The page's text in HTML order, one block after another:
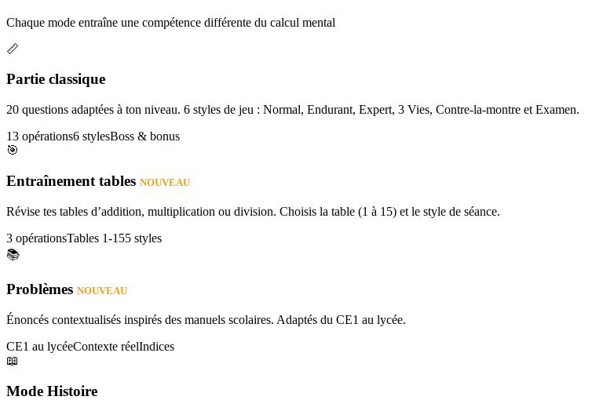
Chaque mode entraîne une compétence différente du calcul mental
📏
Partie classique
20 questions adaptées à ton niveau. 6 styles de jeu : Normal, Endurant, Expert, 3 Vies, Contre-la-montre et Examen.
13 opérations6 stylesBoss & bonus
🎯
Entraînement tables NOUVEAU
Révise tes tables d’addition, multiplication ou division. Choisis la table (1 à 15) et le style de séance.
3 opérationsTables 1-155 styles
📚
Problèmes NOUVEAU
Énoncés contextualisés inspirés des manuels scolaires. Adaptés du CE1 au lycée.
CE1 au lycéeContexte réelIndices
📖
Mode Histoire